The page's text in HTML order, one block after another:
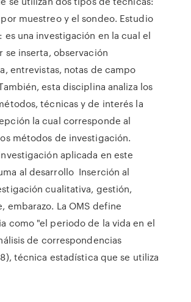
muestreo y el sondeo. Estudio
es una investigación en la cual el
se inserta, observación
entrevistas, notas de campo
esta disciplina analiza los
técnicas y de interés la
la cual corresponde al
métodos de investigación.
aplicada en este
al desarrollo Inserción al
cualitativa, gestión,
embarazo. La OMS define
como "el periodo de la vida en el
de correspondencias
técnica estadística que se utiliza